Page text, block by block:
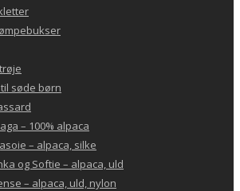
søde børn
– 100% alpaca
– alpaca, silke
og Softie – alpaca, uld
– alpaca, uld, nylon